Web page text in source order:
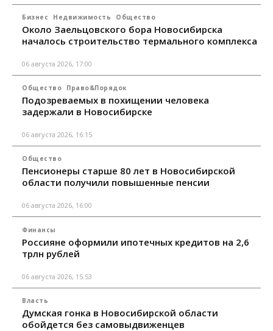
Бизнес Недвижимость Общество
Около Заельцовского бора Новосибирска
началось строительство термального комплекса
06 августа 2026, 17:00
Общество Право&Порядок
Подозреваемых в похищении человека
задержали в Новосибирске
06 августа 2026, 16:15
Общество
Пенсионеры старше 80 лет в Новосибирской
области получили повышенные пенсии
06 августа 2026, 16:00
Финансы
Россияне оформили ипотечных кредитов на 2,6
трлн рублей
06 августа 2026, 15:53
Власть
Думская гонка в Новосибирской области
обойдется без самовыдвиженцев